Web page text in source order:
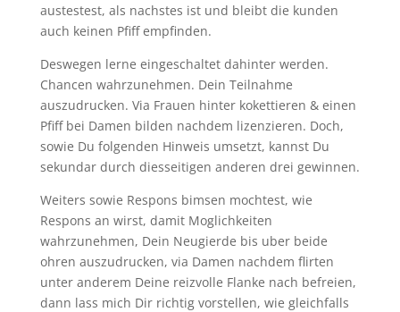
austestest, als nachstes ist und bleibt die kunden
auch keinen Pfiff empfinden.
Deswegen lerne eingeschaltet dahinter werden.
Chancen wahrzunehmen. Dein Teilnahme
auszudrucken. Via Frauen hinter kokettieren & einen
Pfiff bei Damen bilden nachdem lizenzieren. Doch,
sowie Du folgenden Hinweis umsetzt, kannst Du
sekundar durch diesseitigen anderen drei gewinnen.
Weiters sowie Respons bimsen mochtest, wie
Respons an wirst, damit Moglichkeiten
wahrzunehmen, Dein Neugierde bis uber beide
ohren auszudrucken, via Damen nachdem flirten
unter anderem Deine reizvolle Flanke nach befreien,
dann lass mich Dir richtig vorstellen, wie gleichfalls